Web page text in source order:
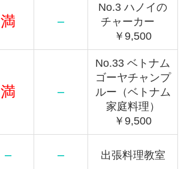
満 －
No.3 ハノイの
チャーカー
￥9,500
満 －
No.33 ベトナム
ゴーヤチャンプ
ルー（ベトナム
家庭料理）
￥9,500
－ － 出張料理教室